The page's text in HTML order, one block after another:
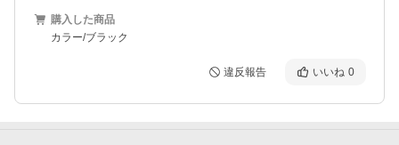
購入した商品
カラー/ブラック
違反報告 いいね 0